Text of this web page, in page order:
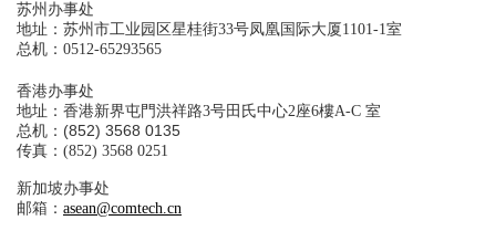
苏州办事处
地址：苏州市工业园区星桂街33号凤凰国际大厦1101-1室
总机：0512-65293565
香港办事处
地址：香港新界屯門洪祥路3号田氏中心2座6樓A-C 室
总机：(852) 3568 0135
传真：(852) 3568 0251
新加坡办事处
邮箱： asean@comtech.cn